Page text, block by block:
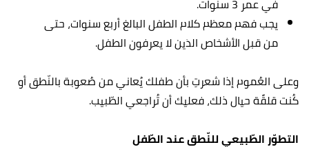
في عمر 3 سنوات.
يجب فهم معظم كلام الطفل البالغ أربع سنوات، حتى
من قبل الأشخاص الذين لا يعرفون الطفل.
وعلى العُموم إذا شعرتِ بأن طفلك يُعاني من صُعوبة بالنّطق أو
كُنت قلقًة حيال ذلك، فعليك أن تُراجعي الطّبيب.
التطوّر الطّبيعي للنّطق عند الطّفل